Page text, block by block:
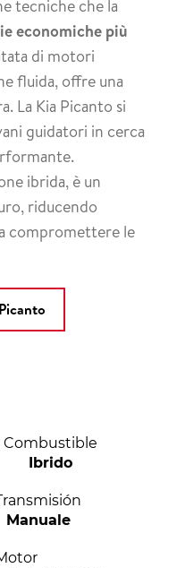
tecniche che la
economiche più
di motori
fluida, offre una
La Kia Picanto si
guidatori in cerca
ibrida, è un
riducendo
compromettere le
Combustible
Ibrido
Manuale